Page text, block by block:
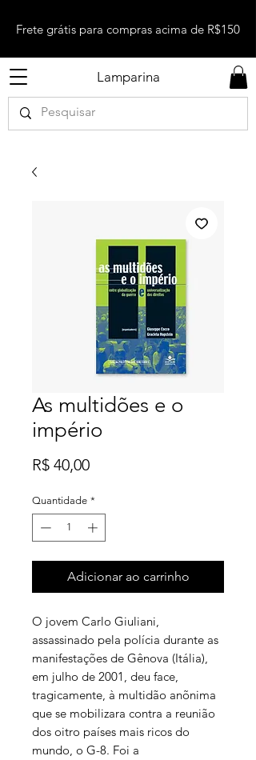
Lamparina
Frete grátis para compras acima de R$150
As multidões e o
império
R$ 40,00Preço
Quantidade *
Adicionar ao carrinho
O jovem Carlo Giuliani,
assassinado pela polícia durante as
manifestações de Gênova (Itália),
em julho de 2001, deu face,
tragicamente, à multidão anõnima
que se mobilizara contra a reunião
dos oitro países mais ricos do
mundo, o G-8. Foi a